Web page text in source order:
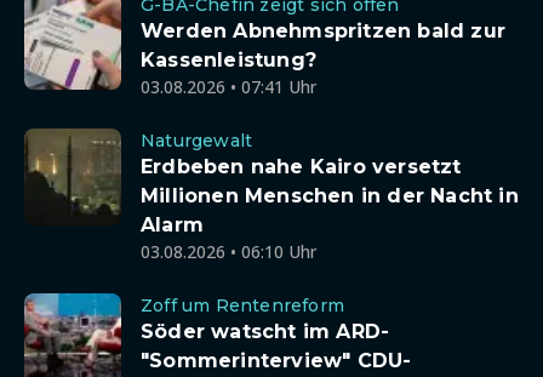
G-BA-Chefin zeigt sich offen
Werden Abnehmspritzen bald zur
Kassenleistung?
03.08.2026 • 07:41 Uhr
Naturgewalt
Erdbeben nahe Kairo versetzt
Millionen Menschen in der Nacht in
Alarm
03.08.2026 • 06:10 Uhr
Zoff um Rentenreform
Söder watscht im ARD-
"Sommerinterview" CDU-